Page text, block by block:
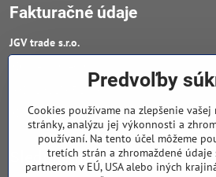
Fakturačné údaje
JGV trade s​.r​.o​.
DIČ : 20223652906
IČ DPH : SK 2023652906
Sledujte naše novinky
Predvoľby
Cookies používame na zlepšenie
stránky, analýzu jej výkonnosti a
používaní. Na tento účel môžeme
tretích strán a zhromaždené
partnerom v EÚ, USA alebo iných